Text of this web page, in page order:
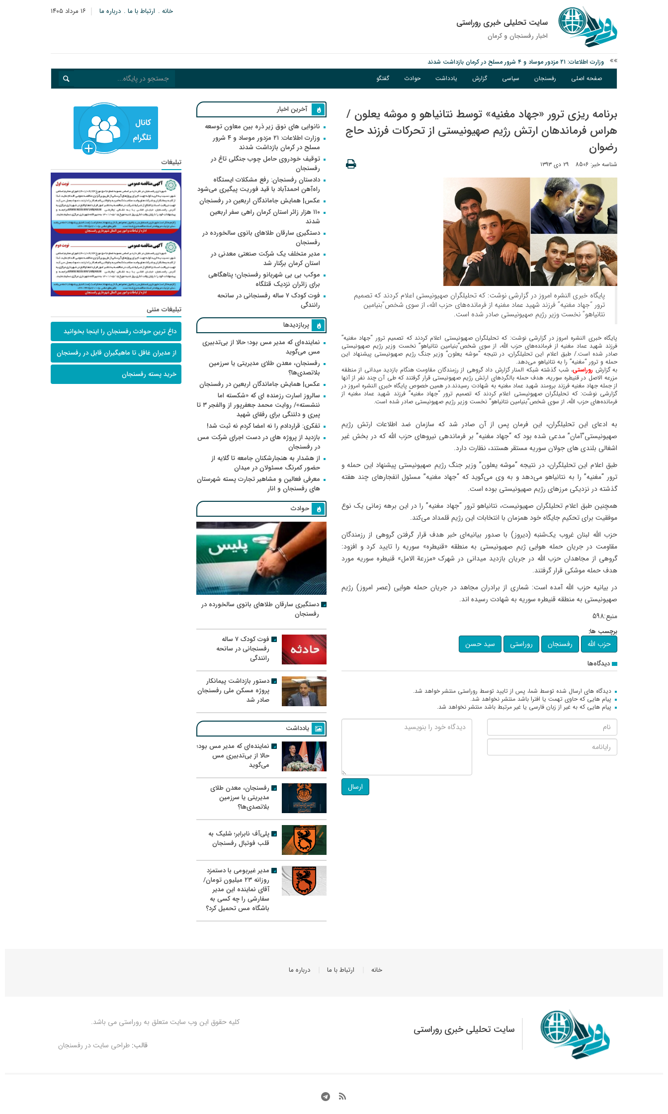
۱۶ مرداد ۱۴۰۵ خانه ارتباط با ما درباره ما
سایت تحلیلی خبری روراستی
اخبار رفسنجان و كرمان
وزارت اطلاعات: ۲۱ مزدور موساد و ۴ شرور مسلح در کرمان بازداشت شدند
توقیف خودروی حامل چوب جنگلی تاغ در رفسنجان
نانوایی های نوق زیر ذره بین معاون توسعه
صفحه اصلی رفسنجان سیاسی گزارش یادداشت حوادث گفتگو
برنامه ریزی ترور «جهاد مغنیه» توسط نتانیاهو و موشه یعلون /
هراس فرماندهان ارتش رژیم صهیونیستی از تحرکات فرزند حاج
رضوان
شناسه خبر: 8506 ۲۹ دی ۱۳۹۳
پایگاه خبری النشره امروز در گزارشی نوشت: که تحلیلگران صهیونیستی اعلام کردند که تصمیم
ترور “جهاد مغنیه” فرزند شهید عماد مغنیه از فرمانده‌های حزب الله، از سوی شخص”بنیامین
نتانیاهو” نخست وزیر رژیم صهیونیستی صادر شده است.
پایگاه خبری النشره امروز در گزارشی نوشت: که تحلیلگران صهیونیستی اعلام کردند که تصمیم ترور “جهاد مغنیه”
فرزند شهید عماد مغنیه از فرمانده‌های حزب الله، از سوی شخص”بنیامین نتانیاهو” نخست وزیر رژیم صهیونیستی
صادر شده است./ طبق اعلام این تحلیلگران، در نتیجه “موشه یعلون” وزیر جنگ رژیم صهیونیستی پیشنهاد این
حمله و ترور “مغنیه” را به نتانیاهو می‌دهد.
به گزارش روراستی، شب گذشته شبکه المنار گزارش داد گروهی از رزمندگان مقاومت هنگام بازدید میدانی از منطقه
مزرعه الاصل در قنیطره سوریه، هدف حمله بالگردهای ارتش رژیم صهیونیستی قرار گرفتند که طی آن چند نفر از آنها
از جمله جهاد مغنیه فرزند برومند شهید عماد مغنیه به شهادت رسیدند.در همین خصوص پایگاه خبری النشره امروز در
گزارشی نوشت: که تحلیلگران صهیونیستی اعلام کردند که تصمیم ترور “جهاد مغنیه” فرزند شهید عماد مغنیه از
فرمانده‌های حزب الله، از سوی شخص”بنیامین نتانیاهو” نخست وزیر رژیم صهیونیستی صادر شده است.
به ادعای این تحلیلگران، این فرمان پس از آن صادر شد که سازمان ضد اطلاعات ارتش رژیم
صهیونیستی”آمان” مدعی شده بود که “جهاد مغنیه” بر فرماندهی نیروهای حزب الله که در بخش غیر
اشغالی بلندی های جولان سوریه مستقر هستند، نظارت دارد.
طبق اعلام این تحلیلگران، در نتیجه “موشه یعلون” وزیر جنگ رژیم صهیونیستی پیشنهاد این حمله و
ترور “مغنیه” را به نتانیاهو می‌دهد و به وی می‌گوید که “جهاد مغنیه” مسئول انفجارهای چند هفته
گذشته در نزدیکی مرزهای رژیم صهیونیستی بوده است.
همچنین طبق اعلام تحلیلگران صهیونیست، نتانیاهو ترور “جهاد مغنیه” را در این برهه زمانی یک نوع
موفقیت برای تحکیم جایگاه خود همزمان با انتخابات این رژیم قلمداد می‌کند.
حزب الله لبنان غروب یک‌شنبه (دیروز) با صدور بیانیه‌ای خبر هدف قرار گرفتن گروهی از رزمندگان
مقاومت در جریان حمله هوایی ژیم صهیونیستی به منطقه «قنیطره» سوریه را تایید کرد و افزود:
گروهی از مجاهدان حزب الله در جریان بازدید میدانی در شهرک «مزرعة الامل» قنیطره سوریه مورد
هدف حمله موشکی قرار گرفتند.
در بیانیه حزب الله آمده است: شماری از برادران مجاهد در جریان حمله هوایی (عصر امروز) رژیم
صهیونیستی به منطقه قنیطره سوریه به شهادت رسیده اند.
منبع:598
برچسب ها:
حزب الله رفسنجان روراستی سید حسن
دیدگاه‌ها
دیدگاه های ارسال شده توسط شما، پس از تایید توسط روراستی منتشر خواهد شد.
پیام هایی که حاوی تهمت یا افترا باشد منتشر نخواهد شد.
پیام هایی که به غیر از زبان فارسی یا غیر مرتبط باشد منتشر نخواهد شد.
ارسال
آخرین اخبار
نانوایی های نوق زیر ذره بین معاون توسعه
وزارت اطلاعات: ۲۱ مزدور موساد و ۴ شرور
مسلح در کرمان بازداشت شدند
توقیف خودروی حامل چوب جنگلی تاغ در
رفسنجان
دادستان رفسنجان: رفع مشکلات ایستگاه
راه‌آهن احمدآباد با قید فوریت پیگیری می‌شود
عکس| همایش جاماندگان اربعین در رفسنجان
۱۱۰ هزار زائر استان کرمان راهی سفر اربعین
شدند
دستگیری سارقان طلاهای بانوی سالخورده در
رفسنجان
مدیر متخلف یک شرکت صنعتی معدنی در
استان کرمان برکنار شد
موکب بی بی شهربانو رفسنجان؛ پناهگاهی
برای زائران نزدیک قتلگاه
فوت کودک ۷ ساله رفسنجانی در سانحه
رانندگی
پربازدیدها
نماینده‌ای که مدیر مس بود؛ حالا از بی‌تدبیری
مس می‌گوید
رفسنجان، معدن طلای مدیریتی یا سرزمین
بلاتصدی‌ها؟
عکس| همایش جاماندگان اربعین در رفسنجان
سالروز اسارت رزمنده ای که «شکسته اما
ننشسته»/ روایت محمد جعفرپور از والفجر ۳ تا
پیری و دلتنگی برای رفقای شهید
تفکری: قراردادم را نه امضا کردم نه ثبت شد!
بازدید از پروژه های در دست اجرای شرکت مس
در رفسنجان
از هشدار به هنجارشکنان جامعه تا گلایه از
حضور کمرنگ مسئولان در میدان
معرفی فعالین و مشاهیر تجارت پسته شهرستان
های رفسنجان و انار
حوادث
دستگیری سارقان طلاهای بانوی سالخورده در
رفسنجان
فوت کودک ۷ ساله
رفسنجانی در سانحه
رانندگی
دستور بازداشت پیمانکار
پروژه مسکن ملی رفسنجان
صادر شد
یادداشت
نماینده‌ای که مدیر مس بود؛
حالا از بی‌تدبیری مس
می‌گوید
رفسنجان، معدن طلای
مدیریتی یا سرزمین
بلاتصدی‌ها؟
پلی‌آف نابرابر؛ شلیک به
قلب فوتبال رفسنجان
مدیر غیربومی با دستمزد
روزانه ۲۳ میلیون تومان/
آقای نماینده این مدیر
سفارشی را چه کسی به
باشگاه مس تحمیل کرد؟
تبلیغات
تبلیغات متنی
داغ ترین حوادث رفسنجان را اینجا بخوانید
از مدیران غافل تا ماهیگیران قابل در رفسنجان
خرید پسته رفسنجان
خانه ارتباط با ما درباره ما
سایت تحلیلی خبری روراستی
کلیه حقوق این وب سایت متعلق به روراستی می باشد.
قالب: طراحی سایت در رفسنجان